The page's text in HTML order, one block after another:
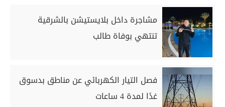
مشاجرة داخل بلايستيشن بالشرقية
تنتهي بوفاة طالب
فصل التيار الكهربائي عن مناطق بدسوق
غدًا لمدة 4 ساعات